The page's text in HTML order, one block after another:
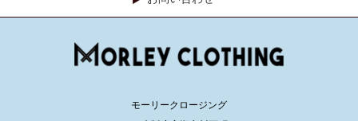
モーリークロージング